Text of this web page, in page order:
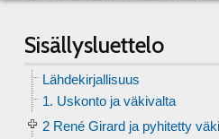
Sisällysluettelo
Lähdekirjallisuus
1. Uskonto ja väkivalta
2 René Girard ja pyhitetty